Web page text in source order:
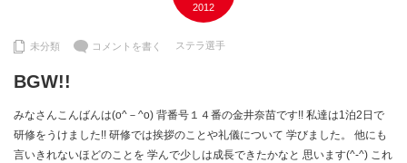
2012
未分類 コメントを書く ステラ選手
BGW!!
みなさんこんばんは(o^－^o) 背番号１４番の金井奈苗です!! 私達は1泊2日で
研修をうけました!! 研修では挨拶のことや礼儀について 学びました。 他にも
言いきれないほどのことを 学んで少しは成長できたかなと 思います(^-^) これ